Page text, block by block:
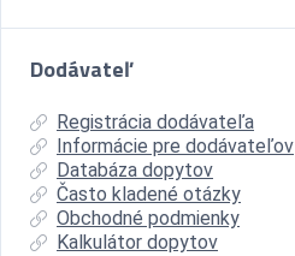
Dodávateľ
Registrácia dodávateľa
Informácie pre dodávateľov
Databáza dopytov
Často kladené otázky
Obchodné podmienky
Kalkulátor dopytov